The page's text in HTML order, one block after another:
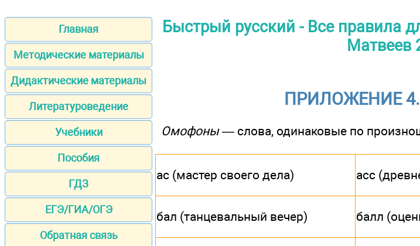
Главная
Методические материалы
Дидактические материалы
Литературоведение
Учебники
Пособия
ГДЗ
ЕГЭ/ГИА/ОГЭ
Обратная связь
Быстрый русский - Все правила
Матвеев
ПРИЛОЖЕНИЕ
Омофоны — слова, одинаковые по
ас (мастер своего дела) асс
бал (танцевальный вечер) балл